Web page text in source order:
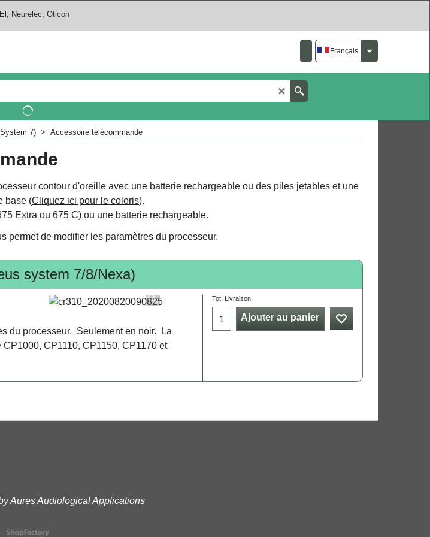
Neurelec, Oticon
Français
7) > Accessoire télécommande
contour d'oreille avec une batterie rechargeable ou des piles jetables et une
base (Cliquez ici pour le coloris).
Extra ou 675 C) ou une batterie rechargeable.
permet de modifier les paramètres du processeur.
system 7/8/Nexa)
Tot. Livraison
Ajouter au panier
du processeur. Seulement en noir. La
CP1110, CP1150, CP1170 et
Aures Audiological Applications
Boutique en ligne créés